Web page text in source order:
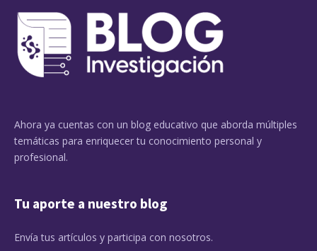
Ahora ya cuentas con un blog educativo que aborda múltiples
temáticas para enriquecer tu conocimiento personal y
profesional.
Tu aporte a nuestro blog
Envía tus artículos y participa con nosotros.